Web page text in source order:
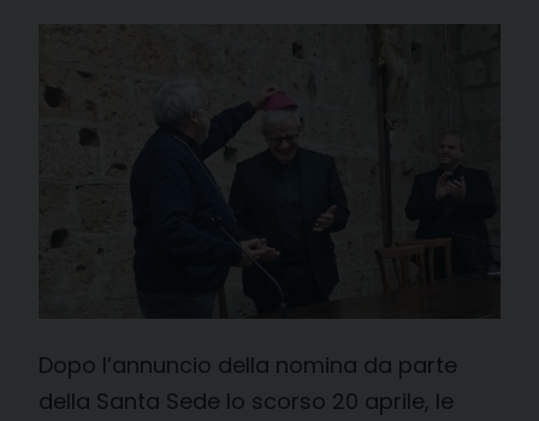
Dopo l’annuncio della nomina da parte
della Santa Sede lo scorso 20 aprile, le